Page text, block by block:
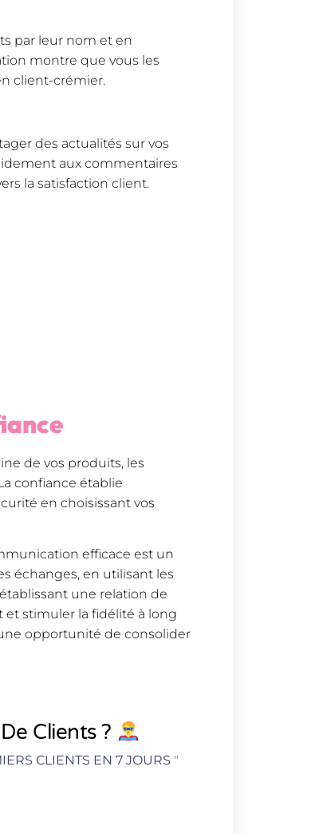
par leur nom et en
montre que vous les
client-crémier.
des actualités sur vos
aux commentaires
la satisfaction client.
de vos produits, les
confiance établie
en choisissant vos
efficace est un
échanges, en utilisant les
une relation de
et stimuler la fidélité à long
opportunité de consolider
Clients ?
CLIENTS EN 7 JOURS "